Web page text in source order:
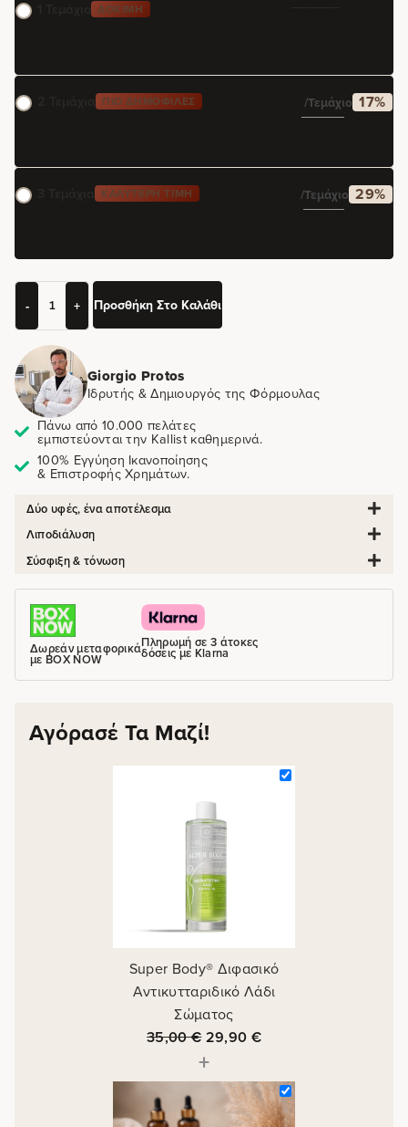
ΔΟΚΙΜΉ
ΠΙΟ ΔΗΜΟΦΙΛΈΣ €/τεμάχιο 17%
59,80€49,90€
ΚΑΛΎΤΕΡΗ ΤΙΜΉ €/τεμάχιο 29%
89,70€63,90€
- + Προσθήκη Στο Καλάθι
Giorgio Protos
Ιδρυτής & Δημιουργός της Φόρμουλας
Πάνω από 10.000 πελάτες
εμπιστεύονται την Kallist καθημερινά.
100% Εγγύηση Ικανοποίησης
& Επιστροφής Χρημάτων.
Δύο υφές, ένα αποτέλεσμα
Λιποδιάλυση
Σύσφιξη & τόνωση
Δωρεάν μεταφορικά
με BOX NOW
Πληρωμή σε 3 άτοκες
δόσεις με Klarna
Αγόρασέ Τα Μαζί!
Super Body® Διφασικό
Αντικυτταριδικό Λάδι
Σώματος
35,00€ 29,90 €
+